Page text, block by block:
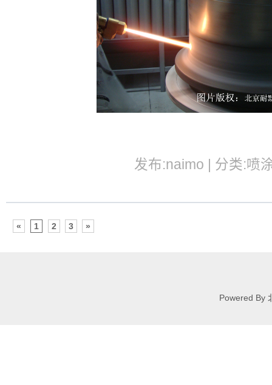
发布:naimo | 分类:喷
« 1 2 3 »
Powered By